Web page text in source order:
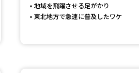
地域を飛躍させる足がかり
東北地方で急速に普及したワケ